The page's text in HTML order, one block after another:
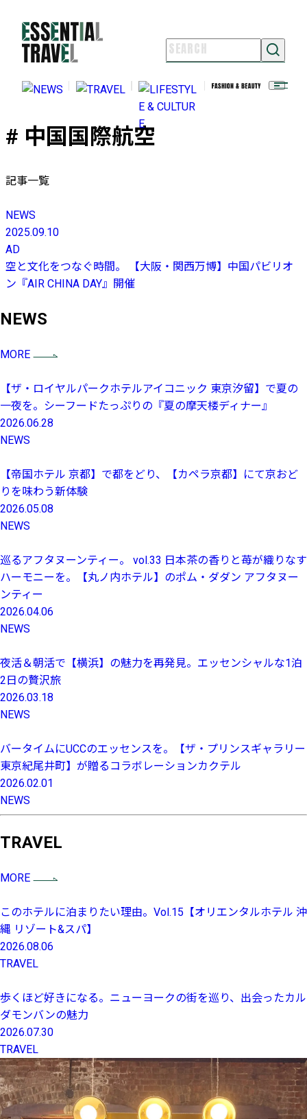
NEWS
TRAVEL
LIFESTYLE & CULTURE
FASHION & BEAUTY
# 中国国際航空
記事一覧
NEWS
2025.09.10
AD
空と文化をつなぐ時間。 【大阪・関西万博】中国パビリオ
ン『AIR CHINA DAY』開催
NEWS
MORE
【ザ・ロイヤルパークホテルアイコニック 東京汐留】で夏の
一夜を。シーフードたっぷりの『夏の摩天楼ディナー』
2026.06.28
NEWS
【帝国ホテル 京都】で都をどり、【カペラ京都】にて京おど
りを味わう新体験
2026.05.08
NEWS
巡るアフタヌーンティー。 vol.33 日本茶の香りと苺が織りなす
ハーモニーを。【丸ノ内ホテル】のポム・ダダン アフタヌー
ンティー
2026.04.06
NEWS
夜活＆朝活で【横浜】の魅力を再発見。エッセンシャルな1泊
2日の贅沢旅
2026.03.18
NEWS
バータイムにUCCのエッセンスを。【ザ・プリンスギャラリー
東京紀尾井町】が贈るコラボレーションカクテル
2026.02.01
NEWS
TRAVEL
MORE
このホテルに泊まりたい理由。Vol.15【オリエンタルホテル 沖
縄 リゾート&スパ】
2026.08.06
TRAVEL
歩くほど好きになる。ニューヨークの街を巡り、出会ったカル
ダモンバンの魅力
2026.07.30
TRAVEL